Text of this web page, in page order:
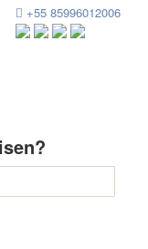
+55 85996012006